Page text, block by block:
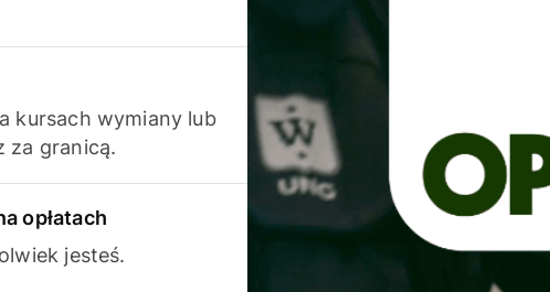
kursach wymiany lub
za granicą.
opłatach
jesteś.